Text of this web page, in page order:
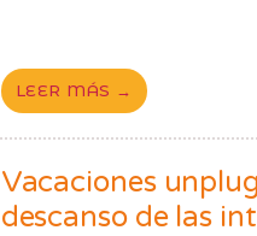
LEER MÁS →
Vacaciones
descanso de las